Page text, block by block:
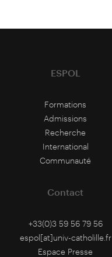
ESPOL
Formations
Admissions
Recherche
International
Communauté
Contact
+33(0)3 59 56 79 56
espol[at]univ-catholille.fr
Espace Presse